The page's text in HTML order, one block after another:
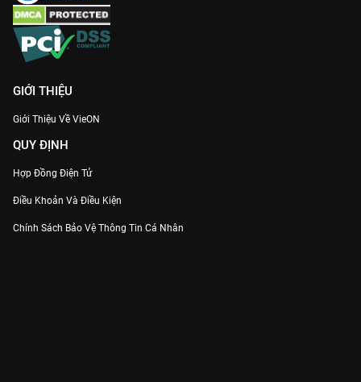
GIỚI THIỆU
Giới Thiệu Về VieON
QUY ĐỊNH
Hợp Đồng Điện Tử
Điều Khoản Và Điều Kiện
Chính Sách Bảo Vệ Thông Tin Cá Nhân